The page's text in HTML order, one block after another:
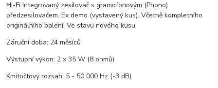
Hi-Fi Integrovaný zesilovač s gramofonovým (Phono)
předzesilovačem. Ex demo (vystavený kus). Včetně kompletního
originálního balení. Ve stavu nového kusu.
Záruční doba: 24 měsíců
Výstupní výkon: 2 x 35 W (8 ohmů)
Kmitočtový rozsah: 5 - 50 000 Hz (-3 dB)